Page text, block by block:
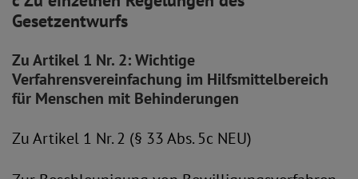
Gesetzentwurfs
Zu Artikel 1 Nr. 2: Wichtige
Verfahrensvereinfachung im Hilfsmittelbereich
für Menschen mit Behinderungen
Zu Artikel 1 Nr. 2 (§ 33 Abs. 5c NEU)